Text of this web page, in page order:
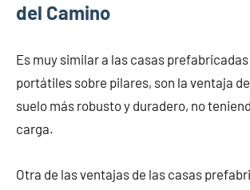
del Camino
Es muy similar a las casas
portátiles sobre pilares, son la ventaja
suelo más robusto y duradero, no
carga.
Otra de las ventajas de las casas